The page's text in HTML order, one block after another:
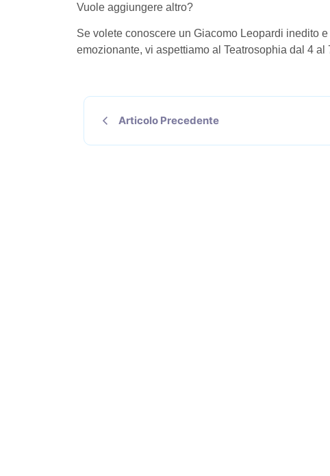
Vuole aggiungere altro?
Se volete conoscere un Giacomo Leopardi inedito
emozionante, vi aspettiamo al Teatrosophia dal 4 al
Articolo Precedente